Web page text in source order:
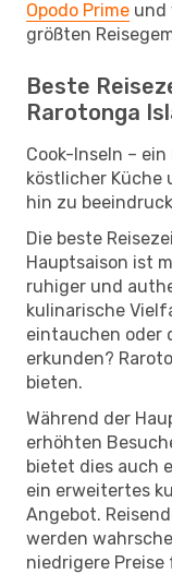
Opodo Prime und
größten
Beste
Rarotonga
Cook-Inseln –
köstlicher Küche
hin zu
Die beste
Hauptsaison ist
ruhiger und
kulinarische
eintauchen oder
erkunden?
bieten.
Während der
erhöhten
bietet dies auch
ein erweitertes
Angebot.
werden
niedrigere